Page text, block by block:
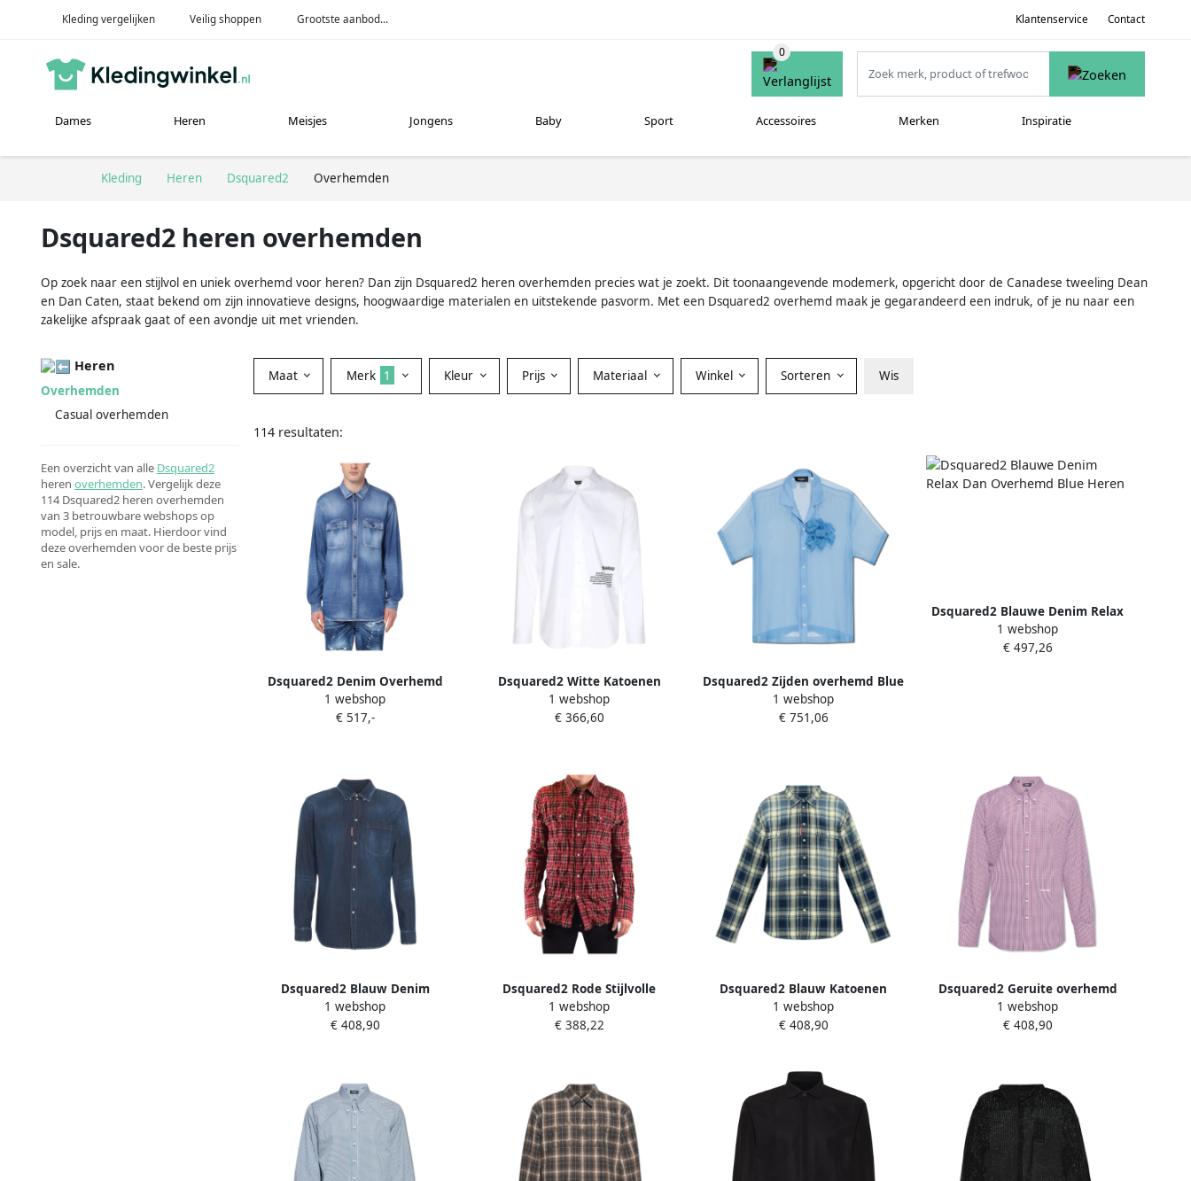
Kleding vergelijken Veilig shoppen Grootste aanbod... Klantenservice Contact
Dames Heren Meisjes Jongens Baby Sport Accessoires Merken Inspiratie
Kleding Heren Dsquared2 Overhemden
Dsquared2 heren overhemden
Op zoek naar een stijlvol en uniek overhemd voor heren? Dan zijn Dsquared2 heren overhemden precies wat je zoekt. Dit toonaangevende modemerk, opgericht door de Canadese tweeling Dean
en Dan Caten, staat bekend om zijn innovatieve designs, hoogwaardige materialen en uitstekende pasvorm. Met een Dsquared2 overhemd maak je gegarandeerd een indruk, of je nu naar een
zakelijke afspraak gaat of een avondje uit met vrienden.
Heren
Overhemden
Casual overhemden
Een overzicht van alle Dsquared2
heren overhemden. Vergelijk deze
114 Dsquared2 heren overhemden
van 3 betrouwbare webshops op
model, prijs en maat. Hierdoor vind
deze overhemden voor de beste prijs
en sale.
Maat Merk 1 Kleur Prijs Materiaal Winkel Sorteren Wis
114 resultaten:
Dsquared2 Denim Overhemd
Blue Heren
1 webshop
€ 517,-
Dsquared2 Witte Katoenen
Overhemd Klassiek Lange Mouw
White Heren
1 webshop
€ 366,60
Dsquared2 Zijden overhemd Blue
Heren
1 webshop
€ 751,06
Dsquared2 Blauwe Denim Relax
Dan Overhemd Blue Heren
1 webshop
€ 497,26
Dsquared2 Blauw Denim
Overhemd Relax Dan Stijl Blue
Heren
1 webshop
€ 408,90
Dsquared2 Rode Stijlvolle
Overhemden Red Heren
1 webshop
€ 388,22
Dsquared2 Blauw Katoenen
Overhemd met Vintage Touch
Multicolor Heren
1 webshop
€ 408,90
Dsquared2 Geruite overhemd
Red Heren
1 webshop
€ 408,90